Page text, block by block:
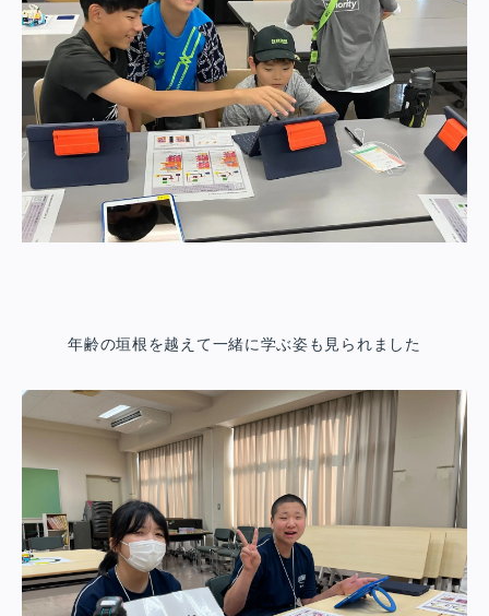
年齢の垣根を越えて一緒に学ぶ姿も見られました